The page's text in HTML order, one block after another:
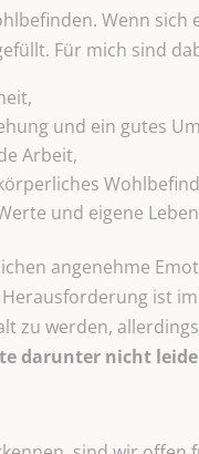
Wenn
Für mich sind
und ein gutes
Arbeit,
und eigene
angenehme
ist
zu werden,
darunter nicht